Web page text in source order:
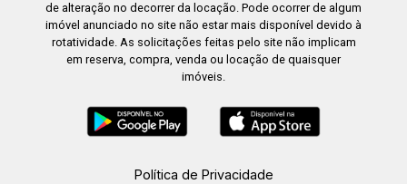
de alteração no decorrer da locação. Pode ocorrer de algum
imóvel anunciado no site não estar mais disponível devido à
rotatividade. As solicitações feitas pelo site não implicam
em reserva, compra, venda ou locação de quaisquer
imóveis.
Política de Privacidade